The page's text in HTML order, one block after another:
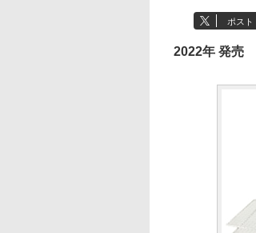
ポスト
2022年 発売